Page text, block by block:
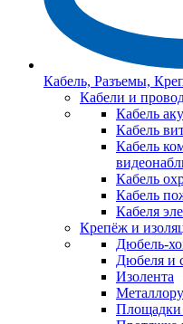
Кабель, Разъемы,
Кабели и
Кабель
Кабель
Кабель
Кабель
Кабель
Кабеля
Крепёж и
Дюбель-
Дюбеля и
Изолента
Площадки